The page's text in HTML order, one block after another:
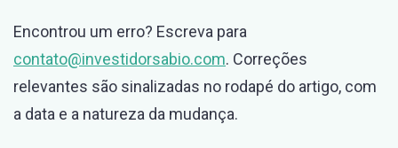
Encontrou um erro? Escreva para
contato@investidorsabio.com. Correções
relevantes são sinalizadas no rodapé do artigo, com
a data e a natureza da mudança.